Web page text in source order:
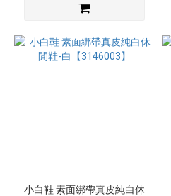
小白鞋 素面綁帶真皮純白休